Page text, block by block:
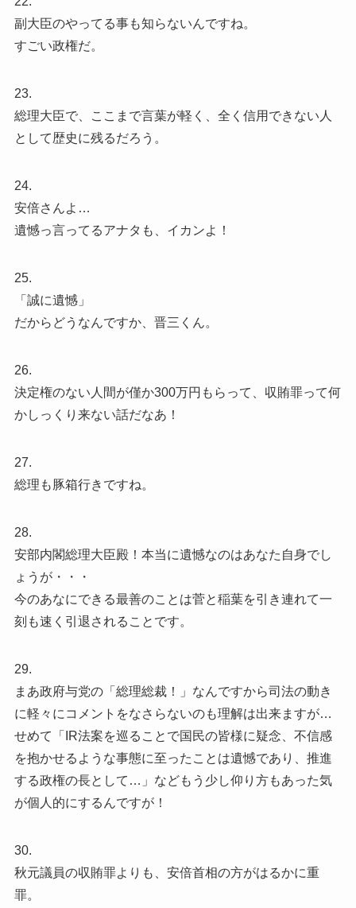
副大臣のやってる事も知らないんですね。
すごい政権だ。
23.
総理大臣で、ここまで言葉が軽く、全く信用できない人
として歴史に残るだろう。
24.
安倍さんよ…
遺憾っ言ってるアナタも、イカンよ！
25.
「誠に遺憾」
だからどうなんですか、晋三くん。
26.
決定権のない人間が僅か300万円もらって、収賄罪って何
かしっくり来ない話だなあ！
27.
総理も豚箱行きですね。
28.
安部内閣総理大臣殿！本当に遺憾なのはあなた自身でし
ょうが・・・
今のあなにできる最善のことは菅と稲葉を引き連れて一
刻も速く引退されることです。
29.
まあ政府与党の「総理総裁！」なんですから司法の動き
に軽々にコメントをなさらないのも理解は出来ますが…
せめて「IR法案を巡ることで国民の皆様に疑念、不信感
を抱かせるような事態に至ったことは遺憾であり、推進
する政権の長として…」などもう少し仰り方もあった気
が個人的にするんですが！
30.
秋元議員の収賄罪よりも、安倍首相の方がはるかに重
罪。